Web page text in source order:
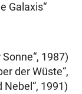
Galaxis“
1987)
der Wüste“,
1991)